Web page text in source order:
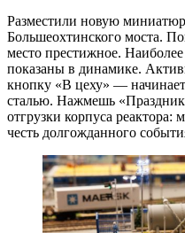
Разместили новую
Большеохтинского моста.
место престижное.
показаны в динамике.
кнопку «В цеху» —
сталью. Нажмешь
отгрузки корпуса реактора:
честь долгожданного